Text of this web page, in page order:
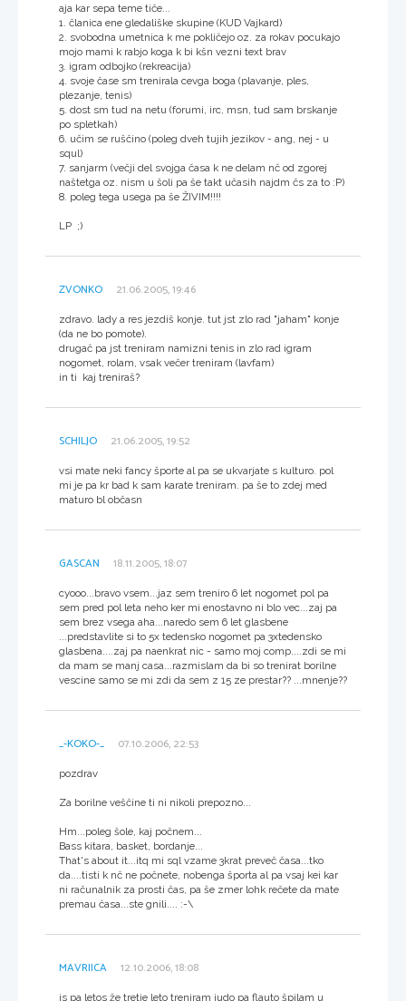
aja kar sepa teme tiče...
1. članica ene gledališke skupine (KUD Vajkard)
2. svobodna umetnica k me pokličejo oz. za rokav pocukajo
mojo mami k rabjo koga k bi kšn vezni text brav
3. igram odbojko (rekreacija)
4. svoje čase sm trenirala cevga boga (plavanje, ples,
plezanje, tenis)
5. dost sm tud na netu (forumi, irc, msn, tud sam brskanje
po spletkah)
6. učim se ruščino (poleg dveh tujih jezikov - ang, nej - u
squl)
7. sanjarm (večji del svojga časa k ne delam nč od zgorej
naštetga oz. nism u šoli pa še takt učasih najdm čs za to :P)
8. poleg tega usega pa še ŽIVIM!!!!
LP ;)
ZVONKO 21.06.2005, 19:46
zdravo. lady a res jezdiš konje. tut jst zlo rad "jaham" konje
(da ne bo pomote).
drugač pa jst treniram namizni tenis in zlo rad igram
nogomet, rolam, vsak večer treniram (lavfam)
in ti kaj treniraš?
SCHILJO 21.06.2005, 19:52
vsi mate neki fancy športe al pa se ukvarjate s kulturo. pol
mi je pa kr bad k sam karate treniram. pa še to zdej med
maturo bl občasn
GASCAN 18.11.2005, 18:07
cyooo...bravo vsem...jaz sem treniro 6 let nogomet pol pa
sem pred pol leta neho ker mi enostavno ni blo vec...zaj pa
sem brez vsega aha...naredo sem 6 let glasbene
...predstavlite si to 5x tedensko nogomet pa 3xtedensko
glasbena....zaj pa naenkrat nic - samo moj comp....zdi se mi
da mam se manj casa...razmislam da bi so trenirat borilne
vescine samo se mi zdi da sem z 15 ze prestar?? ...mnenje??
_-KOKO-_ 07.10.2006, 22:53
pozdrav
Za borilne veščine ti ni nikoli prepozno...
Hm...poleg šole, kaj počnem...
Bass kitara, basket, bordanje...
That's about it...itq mi sql vzame 3krat preveč časa...tko
da....tisti k nč ne počnete, nobenga športa al pa vsaj kei kar
ni računalnik za prosti čas, pa še zmer lohk rečete da mate
premau časa...ste gnili.... :-\
MAVRIICA 12.10.2006, 18:08
js pa letos že tretje leto treniram judo pa flauto špilam u